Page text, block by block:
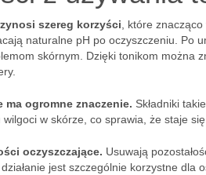
szereg korzyści , które
naturalne pH po oczyszczeniu. Po
skórnym. Dzięki tonikom można
ma ogromne znaczenie. Składniki
w skórze, co sprawia, że staje
oczyszczające. Usuwają
jest szczególnie korzystne dla